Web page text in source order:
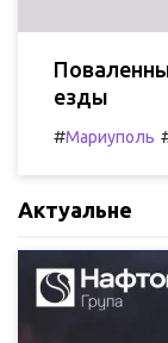
езды
#Мариуполь
Актуальне